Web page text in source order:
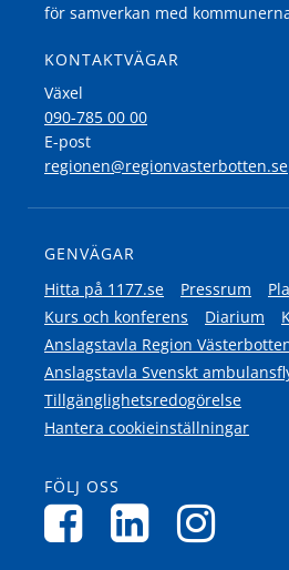
för samverkan med
KONTAKTVÄGAR
Växel
090-785 00 00
E-post
regionen@regionvasterbotten.se
GENVÄGAR
Hitta på 1177.se
Pressrum
Kurs och konferens
Diarium
Anslagstavla Region
Anslagstavla Svenskt
Tillgänglighetsredogörelse
Hantera cookieinställningar
FÖLJ OSS